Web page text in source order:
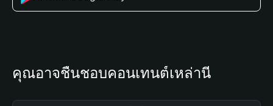
คุณอาจชื่นชอบคอนเทนต์เหล่านี้